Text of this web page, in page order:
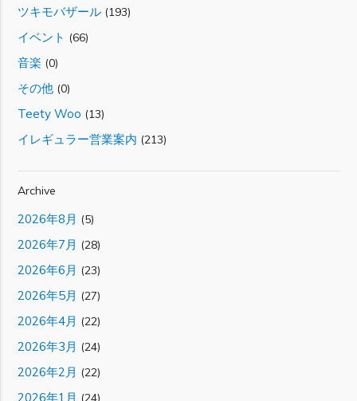
ツキモバザール(193)
イベント (66)
音楽 (0)
その他(0)
Teety Woo (13)
イレギュラー営業案内 (213)
Archive
2026年8月 (5)
2026年7月 (28)
2026年6月 (23)
2026年5月 (27)
2026年4月 (22)
2026年3月 (24)
2026年2月 (22)
2026年1月 (24)